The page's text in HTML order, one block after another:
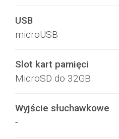
USB
microUSB
Slot kart pamięci
MicroSD do 32GB
Wyjście słuchawkowe
-